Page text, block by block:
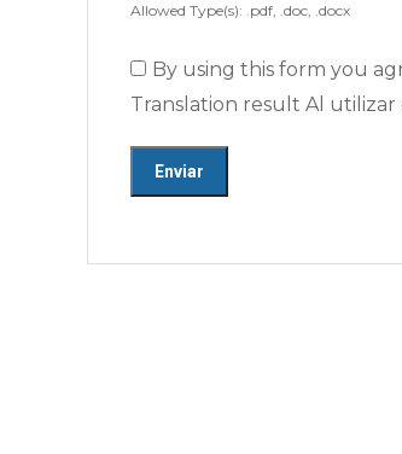
Allowed Type(s): .pdf, .doc, .docx
By using this form you
Translation result Al utilizar